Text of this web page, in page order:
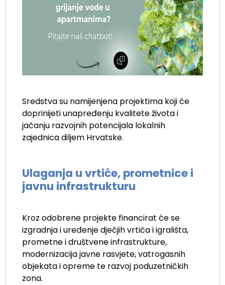
Sredstva su namijenjena projektima koji će
doprinijeti unapređenju kvalitete života i
jačanju razvojnih potencijala lokalnih
zajednica diljem Hrvatske.
Ulaganja u vrtiće, prometnice i
javnu infrastrukturu
Kroz odobrene projekte financirat će se
izgradnja i uređenje dječjih vrtića i igrališta,
prometne i društvene infrastrukture,
modernizacija javne rasvjete, vatrogasnih
objekata i opreme te razvoj poduzetničkih
zona.